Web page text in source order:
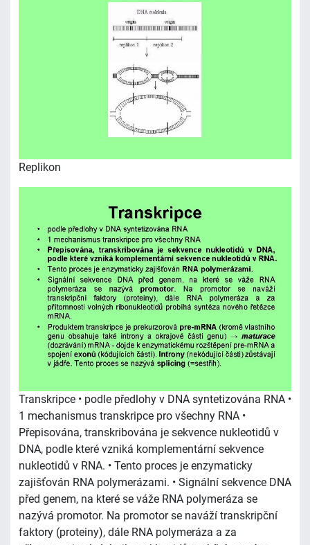
Replikon
Transkripce • podle předlohy v DNA syntetizována RNA •
1 mechanismus transkripce pro všechny RNA •
Přepisována, transkribována je sekvence nukleotidů v
DNA, podle které vzniká komplementární sekvence
nukleotidů v RNA. • Tento proces je enzymaticky
zajišťován RNA polymerázami. • Signální sekvence DNA
před genem, na které se váže RNA polymeráza se
nazývá promotor. Na promotor se naváží transkripční
faktory (proteiny), dále RNA polymeráza a za